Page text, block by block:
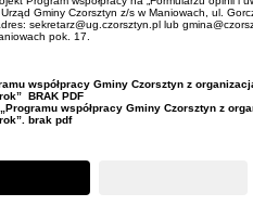
Gminy Czorsztyn z/s w Maniowach, ul.
sekretarz@ug.czorsztyn.pl lub
pok. 17.
współpracy Gminy Czorsztyn z
BRAK PDF
współpracy Gminy Czorsztyn z
brak pdf